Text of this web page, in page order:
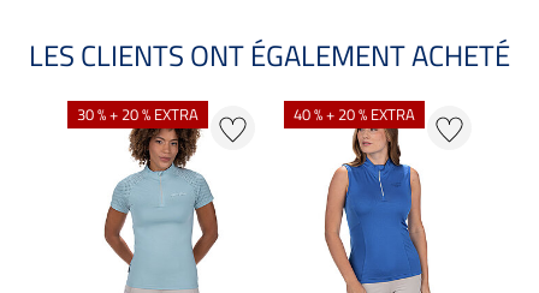
LES CLIENTS ONT ÉGALEMENT ACHETÉ
30 % + 20 % EXTRA 40 % + 20 % EXTRA